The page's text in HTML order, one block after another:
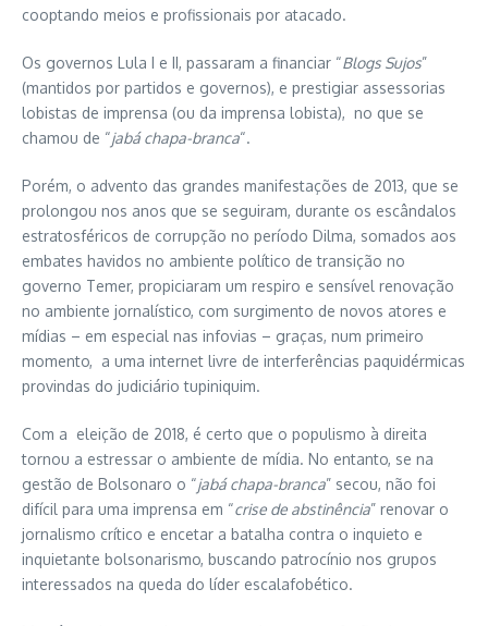
cooptando meios e profissionais por atacado.
Os governos Lula I e II, passaram a financiar “Blogs Sujos”
(mantidos por partidos e governos), e prestigiar assessorias
lobistas de imprensa (ou da imprensa lobista), no que se
chamou de “jabá chapa-branca“.
Porém, o advento das grandes manifestações de 2013, que se
prolongou nos anos que se seguiram, durante os escândalos
estratosféricos de corrupção no período Dilma, somados aos
embates havidos no ambiente político de transição no
governo Temer, propiciaram um respiro e sensível renovação
no ambiente jornalístico, com surgimento de novos atores e
mídias – em especial nas infovias – graças, num primeiro
momento, a uma internet livre de interferências paquidérmicas
provindas do judiciário tupiniquim.
Com a eleição de 2018, é certo que o populismo à direita
tornou a estressar o ambiente de mídia. No entanto, se na
gestão de Bolsonaro o “jabá chapa-branca” secou, não foi
difícil para uma imprensa em “crise de abstinência” renovar o
jornalismo crítico e encetar a batalha contra o inquieto e
inquietante bolsonarismo, buscando patrocínio nos grupos
interessados na queda do líder escalafobético.